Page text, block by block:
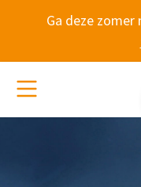
Ga deze zomer